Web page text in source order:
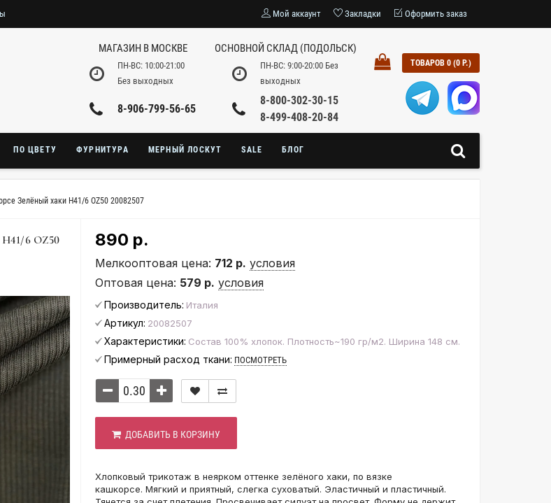
Мой аккаунт Закладки Оформить заказ
МАГАЗИН В МОСКВЕ
ПН-ВС: 10:00-21:00
Без выходных
8-906-799-56-65
ОСНОВНОЙ СКЛАД (ПОДОЛЬСК)
ПН-ВС: 9:00-20:00 Без
выходных
8-800-302-30-15
8-499-408-20-84
ТОВАРОВ 0 (0 Р.)
ПО ЦВЕТУ ФУРНИТУРА МЕРНЫЙ ЛОСКУТ SALE БЛОГ
Зелёный хаки H41/6 OZ50 20082507
6 OZ50
890 р.
Мелкооптовая цена: 712 р. условия
Оптовая цена: 579 р. условия
Производитель: Италия
Артикул: 20082507
Характеристики: Состав 100% хлопок. Плотность~190 гр/м2. Ширина 148 см.
Примерный расход ткани: ПОСМОТРЕТЬ
ДОБАВИТЬ В КОРЗИНУ
Хлопковый трикотаж в неярком оттенке зелёного хаки, по вязке
кашкорсе. Мягкий и приятный, слегка суховатый. Эластичный и пластичный.